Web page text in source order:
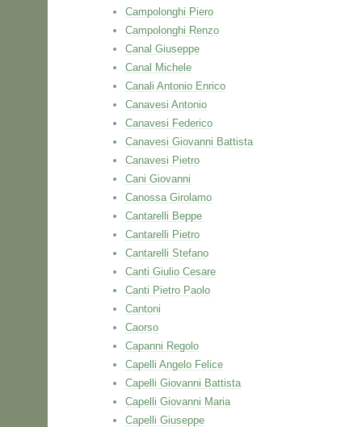
Campolonghi Piero
Campolonghi Renzo
Canal Giuseppe
Canal Michele
Canali Antonio Enrico
Canavesi Antonio
Canavesi Federico
Canavesi Giovanni Battista
Canavesi Pietro
Cani Giovanni
Canossa Girolamo
Cantarelli Beppe
Cantarelli Pietro
Cantarelli Stefano
Canti Giulio Cesare
Canti Pietro Paolo
Cantoni
Caorso
Capanni Regolo
Capelli Angelo Felice
Capelli Giovanni Battista
Capelli Giovanni Maria
Capelli Giuseppe